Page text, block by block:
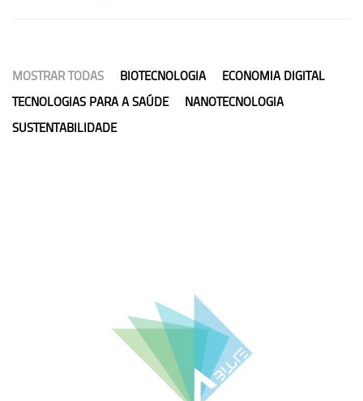
MOSTRAR TODAS BIOTECNOLOGIA
ECONOMIA DIGITAL
TECNOLOGIAS PARA A SAÚDE
NANOTECNOLOGIA
SUSTENTABILIDADE